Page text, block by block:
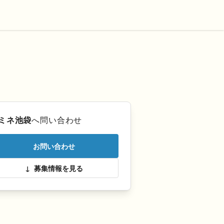
ネ池袋へ問い合わせ
お問い合わせ
↓ 募集情報を見る